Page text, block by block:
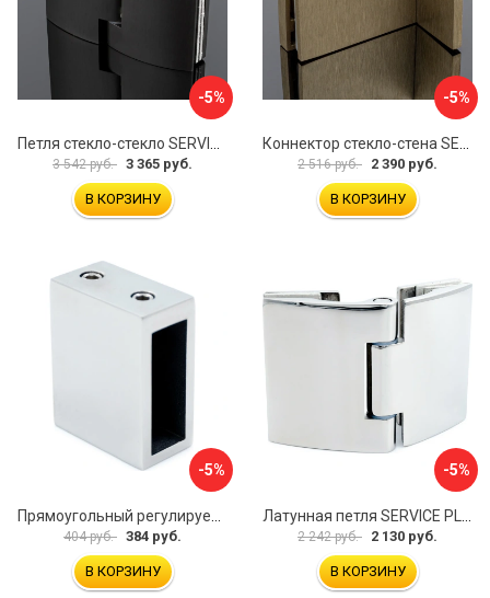
-5%
3 542 руб. 3 365 руб.
В КОРЗИНУ
-5%
2 516 руб. 2 390 руб.
В КОРЗИНУ
-5%
Прямоугольный регулируемый коннектор трек-стена SERVICE PLUS CK-106D30-PC
404 руб. 384 руб.
В КОРЗИНУ
-5%
Латунная петля SERVICE PLUS CL-905-PC
2 242 руб. 2 130 руб.
В КОРЗИНУ